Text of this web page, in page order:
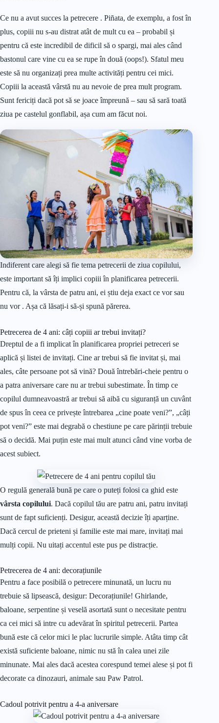
Ce nu a avut succes la petrecere . Piñata, de exemplu, a fost în
plus, copiii nu s-au distrat atât de mult cu ea – probabil și
pentru că este incredibil de dificil să o spargi, mai ales când
bastonul care vine cu ea se rupe în două (oops!). Sfatul meu
este să nu organizați prea multe activități pentru cei mici.
Copiii la această vârstă nu au nevoie de prea mult program.
Sunt fericiți dacă pot să se joace împreună – sau să sară toată
ziua pe castelul gonflabil, așa cum am făcut noi.
Indiferent care alegi să fie tema petrecerii de ziua copilului,
este important să îți implici copiii în planificarea petrecerii.
Pentru că, la vârsta de patru ani, ei știu deja exact ce vor sau
nu vor . Așa că lăsați-i să-și spună părerea.
Petrecerea de 4 ani: câți copiii ar trebui invitați?
Dreptul de a fi implicat în planificarea propriei petreceri se
aplică și listei de invitați. Cine ar trebui să fie invitat și, mai
ales, câte persoane pot să vină? Două întrebări-cheie pentru o
a patra aniversare care nu ar trebui subestimate. În timp ce
copilul dumneavoastră ar trebui să aibă cu siguranță un cuvânt
de spus în ceea ce privește întrebarea „cine poate veni?”, „câți
pot veni?” este mai degrabă o chestiune pe care părinții trebuie
să o decidă. Mai puțin este mai mult atunci când vine vorba de
acest subiect.
O regulă generală bună pe care o puteți folosi ca ghid este
vârsta copilului. Dacă copilul tău are patru ani, patru invitați
sunt de fapt suficienți. Desigur, această decizie îți aparține.
Dacă cercul de prieteni și familie este mai mare, invitați mai
mulți copii. Nu uitați accentul este pus pe distracție.
Petrecerea de 4 ani: decorațiunile
Pentru a face posibilă o petrecere minunată, un lucru nu
trebuie să lipsească, desigur: Decorațiunile! Ghirlande,
baloane, serpentine și veselă asortată sunt o necesitate pentru
ca cei mici să intre cu adevărat în spiritul petrecerii. Partea
bună este că celor mici le plac lucrurile simple. Atâta timp cât
există suficiente baloane, nimic nu stă în calea unei zile
minunate. Mai ales dacă acestea corespund temei alese și pot fi
decorate ca dinozauri, animale sau Paw Patrol.
Cadoul potrivit pentru a 4-a aniversare